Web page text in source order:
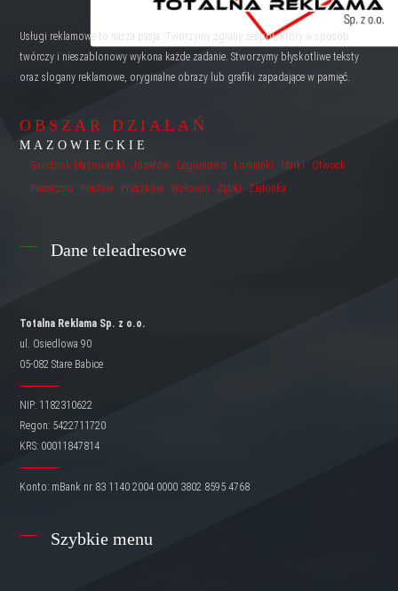
Usługi reklamowe to nasza pasja. Tworzymy zgrany zespół, który w sposób
twórczy i nieszablonowy wykona każde zadanie. Stworzymy błyskotliwe teksty
oraz slogany reklamowe, oryginalne obrazy lub grafiki zapadające w pamięć.
OBSZAR DZIAŁAŃ
MAZOWIECKIE
Grodzisk Mazowiecki Józefów Legionowo Łomianki Marki
Otwock
Piaseczno
Piastów Pruszków Wołomin Ząbki Zielonka
Dane teleadresowe
Totalna Reklama Sp. z o.o.
ul. Osiedlowa 90
05-082 Stare Babice
NIP: 1182310622
Regon: 5422711720
KRS: 00011847814
Konto: mBank nr 83 1140 2004 0000 3802 8595 4768
Szybkie menu